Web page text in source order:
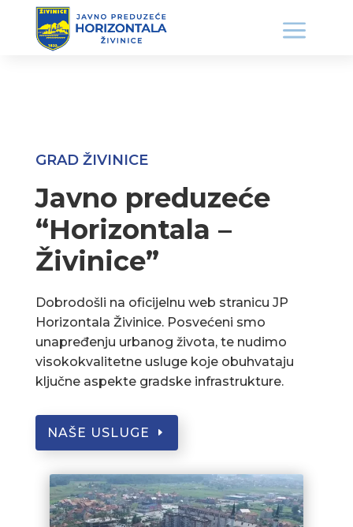
GRAD ŽIVINICE
Javno preduzeće
“Horizontala –
Živinice”
Dobrodošli na oficijelnu web stranicu JP
Horizontala Živinice. Posvećeni smo
unapređenju urbanog života, te nudimo
visokokvalitetne usluge koje obuhvataju
ključne aspekte gradske infrastrukture.
NAŠE USLUGE